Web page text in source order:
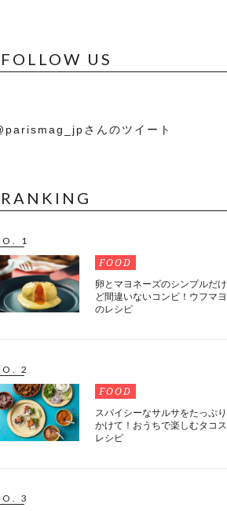
FOLLOW US
さんのツイート
RANKING
1
FOOD
卵とマヨネーズのシンプルだけ
ど間違いないコンビ！ウフマヨ
のレシピ
2
FOOD
スパイシーなサルサをたっぷり
かけて！おうちで楽しむタコス
レシピ
3